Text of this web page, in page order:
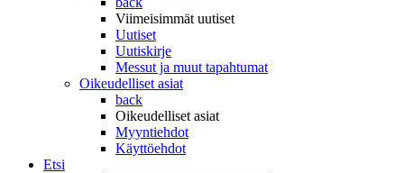
Viimeisimmät uutiset
Uutiset
Uutiskirje
Messut ja muut tapahtumat
Oikeudelliset asiat
back
Oikeudelliset asiat
Myyntiehdot
Käyttöehdot
Etsi